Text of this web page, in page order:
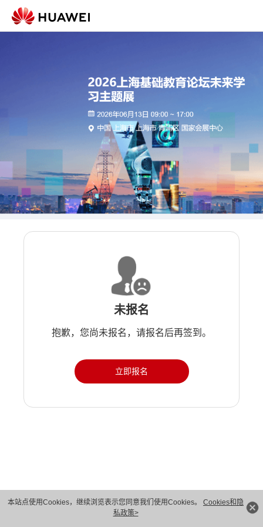
本站点使用Cookies，继续浏览表示您同意我们使用Cookies。 Cookies和隐
私政策>
未报名
抱歉，您尚未报名，请报名后再签到。
立即报名
版权所有 © 华为技术有限公司 1998-2026。 保留一切权利。粤A2-20044005号
隐私保护
法律声明